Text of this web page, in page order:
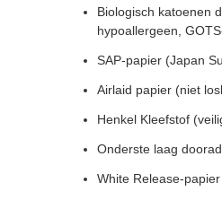
Biologisch katoenen
hypoallergeen,
SAP-papier (Japan
Airlaid papier (niet
Henkel Kleefstof
Onderste laag
White Release-